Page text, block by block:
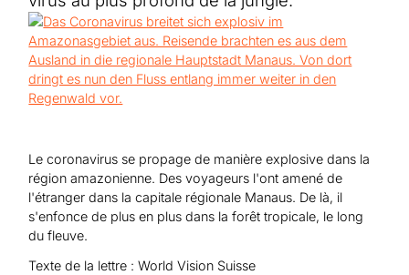
Tous les projets d'aide d'urgence
Le coronavirus se propage de manière explosive dans la
région amazonienne. Des voyageurs l'ont amené de
l'étranger dans la capitale régionale Manaus. De là, il
s'enfonce de plus en plus dans la forêt tropicale, le long
du fleuve.
Texte de la lettre : World Vision Suisse